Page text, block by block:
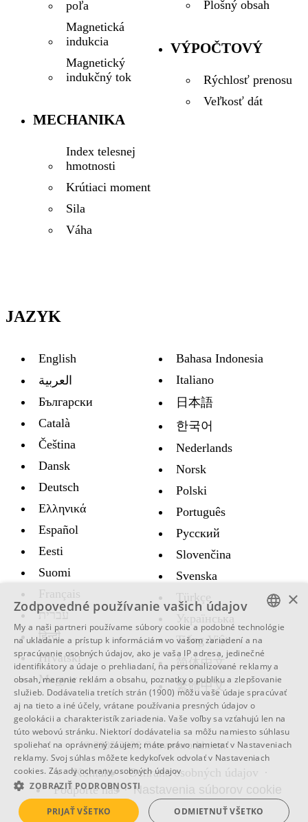
poľa
Magnetická
indukcia
Magnetický
indukčný tok
MECHANIKA
Index telesnej
hmotnosti
Krútiaci moment
Sila
Váha
Plošný obsah
VÝPOČTOVÝ
Rýchlosť prenosu
Veľkosť dát
JAZYK
English
العربية
Български
Català
Čeština
Dansk
Deutsch
Ελληνικά
Español
Eesti
Suomi
Français
עברית
हिन्दी
Hrvatski
Magyar
Bahasa Indonesia
Italiano
日本語
한국어
Nederlands
Norsk
Polski
Português
Русский
Slovenčina
Svenska
Türkçe
Украïнська
Tiếng Việt
简体中文
繁體中文
© 2005-2026 Convertworld.com
Kontakt
Ochrana osobných údajov
Podporte nás
Nastavenia súborov cookie
ENGLISH
SWEDISH
SPANISH
CATALAN
ARABIC
BULGARIAN
CZECH
DANISH
×
Zodpovedné používanie vašich údajov
My a naši partneri používame súbory cookie a podobné technológie
na ukladanie a prístup k informáciám vo vašom zariadení a na
spracúvanie osobných údajov, ako je vaša IP adresa, jedinečné
identifikátory a údaje o prehliadaní, na personalizované reklamy a
obsah, meranie reklám a obsahu, poznatky o publiku a zlepšovanie
služieb. Dodávatelia tretích strán (1900) môžu vaše údaje spracúvať
aj na tieto a iné účely, vrátane používania presných údajov o
geolokácii a charakteristík zariadenia. Vaše voľby sa vzťahujú len na
túto webovú stránku. Niektorí dodávatelia sa môžu namiesto súhlasu
spoliehať na oprávnený záujem; máte právo namietať v Nastaveniach
reklamy. Svoj súhlas môžete kedykoľvek odvolať v Nastaveniach
cookies. Zásady ochrany osobných údajov
ZOBRAZIŤ PODROBNOSTI
PRIJAŤ VŠETKO ODMIETNUŤ VŠETKO